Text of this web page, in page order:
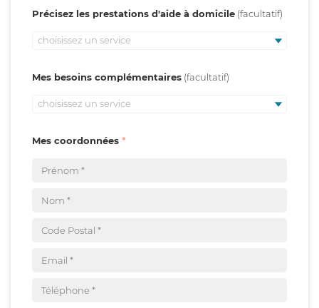
Précisez les prestations d'aide à domicile
choisissez un service
Mes besoins complémentaires
choisissez un service
Mes coordonnées